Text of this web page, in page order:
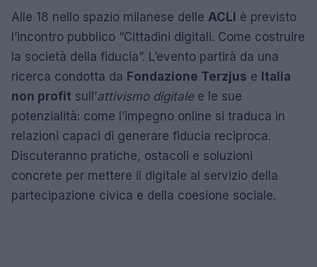
Alle 18 nello spazio milanese delle ACLI è previsto
l’incontro pubblico “Cittadini digitali. Come costruire
la società della fiducia”. L’evento partirà da una
ricerca condotta da Fondazione Terzjus e Italia
non profit sull’attivismo digitalee le sue
potenzialità: come l’impegno online si traduca in
relazioni capaci di generare fiducia reciproca.
Discuteranno pratiche, ostacoli e soluzioni
concrete per mettere il digitale al servizio della
partecipazione civica e della coesione sociale.